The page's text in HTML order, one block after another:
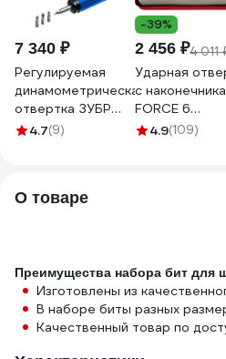
7 340 ₽
Регулируемая
динамометрическая
отвертка ЗУБР
Профессионал 1-6
4.7(9)
-39%
2 456 ₽4 011
Ударная
с
FORCE 6
предметов
4.9(109)
О товаре
Преимущества набора бит для
Изготовлены из
В наборе биты разных
Качественный товар по